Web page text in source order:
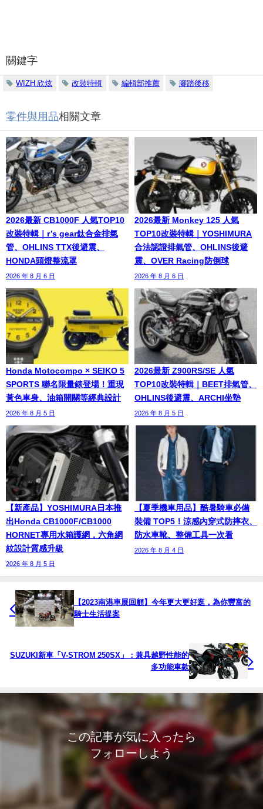
關鍵字
WIZH 欣炫 改裝特輯 編輯部推薦 腳踏後移
零件與用品相關文章
2026最新 CB1000F 人氣TOP10
改裝特輯｜r’s gear鈦合金排氣
管、OHLINS TTX後避震、
HONDA頭燈整流罩
2026 年 8 月 6 日
2026最新 Monkey 125 人氣
TOP10改裝特輯｜YOSHIMURA
合法認證排氣管、OHLINS後避
震、OVER Racing防倒球
2026 年 8 月 6 日
Honda Motocompo × SEIKO 5
SPORTS 聯名限量錶登場！重現
黃色車身、油箱開關等經典設計
2026 年 8 月 5 日
2026最新 Z900RS/SE 人氣
TOP10改裝特輯｜BEET排氣管、
OHLINS後避震、ARCHI坐墊
2026 年 8 月 5 日
【新產品】YOSHIMURA日本推
出Honda CB1000F/CB1000
HORNET專用水箱護網，六角網
紋設計質感升級
2026 年 8 月 5 日
【夏季機車用品】酷暑騎車必備
裝備 TOP5！涼感內穿式防摔衣、
防水車靴、整備工具一次看
2026 年 8 月 4 日
【2023南港車展回顧】今年更大更好逛，為你豐富的
騎士生活提案
SUZUKI新車「V-STROM 250SX」：兼具越野性能的
多功能車款
この記事が気に入ったら
フォローしよう